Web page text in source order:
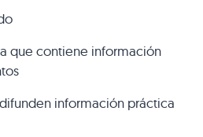
que contiene información
información práctica